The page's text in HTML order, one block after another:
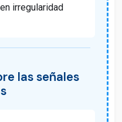
irregularidad
las señales